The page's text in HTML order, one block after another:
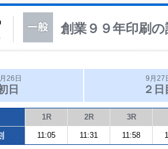
創業９９年印刷
26日
日
9月27
２日
1R 2R 3R
11:05 11:31 11:58